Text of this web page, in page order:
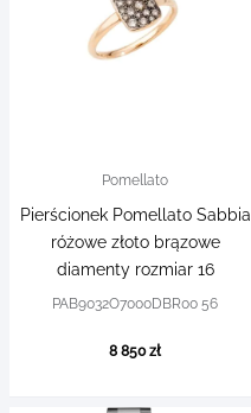
Pomellato
Pierścionek Pomellato Sabbia
różowe złoto brązowe
diamenty rozmiar 16
PAB9032O7000DBR00 56
8 850 zł